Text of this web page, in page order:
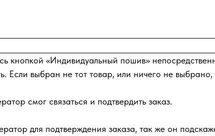
кнопкой «Индивидуальный пошив»
Если выбран не тот товар, или ничего не
смог связаться и подтвердить заказ.
для подтверждения заказа, так же он